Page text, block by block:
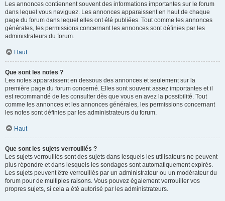
Les annonces contiennent souvent des informations importantes sur le forum
dans lequel vous naviguez. Les annonces apparaissent en haut de chaque
page du forum dans lequel elles ont été publiées. Tout comme les annonces
générales, les permissions concernant les annonces sont définies par les
administrateurs du forum.
Haut
Que sont les notes ?
Les notes apparaissent en dessous des annonces et seulement sur la
première page du forum concerné. Elles sont souvent assez importantes et il
est recommandé de les consulter dès que vous en avez la possibilité. Tout
comme les annonces et les annonces générales, les permissions concernant
les notes sont définies par les administrateurs du forum.
Haut
Que sont les sujets verrouillés ?
Les sujets verrouillés sont des sujets dans lesquels les utilisateurs ne peuvent
plus répondre et dans lesquels les sondages sont automatiquement expirés.
Les sujets peuvent être verrouillés par un administrateur ou un modérateur du
forum pour de multiples raisons. Vous pouvez également verrouiller vos
propres sujets, si cela a été autorisé par les administrateurs.